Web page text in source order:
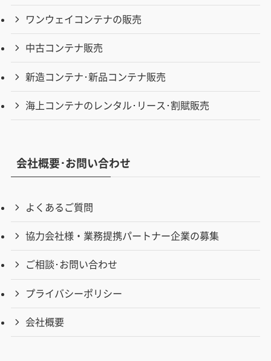
ワンウェイコンテナの販売
中古コンテナ販売
新造コンテナ･新品コンテナ販売
海上コンテナのレンタル･リース･割賦販売
会社概要･お問い合わせ
よくあるご質問
協力会社様・業務提携パートナー企業の募集
ご相談･お問い合わせ
プライバシーポリシー
会社概要